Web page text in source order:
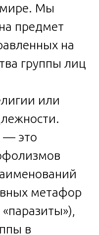
Мы
предмет
на
группы лиц
или
— это
метафор
в